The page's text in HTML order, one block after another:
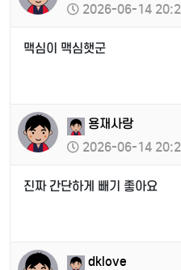
2026-06-14
맥심이 맥심햇군
용재사랑
2026-06-14
진짜 간단하게 빼기 좋아요
dklove